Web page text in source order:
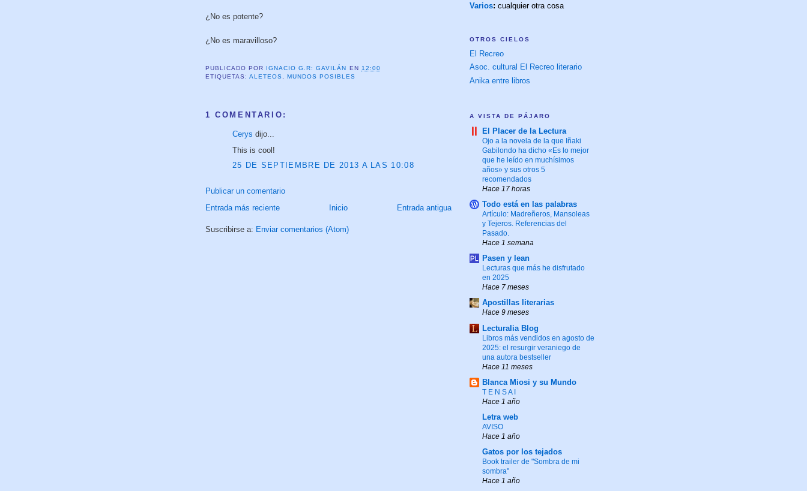
¿No es potente?
¿No es maravilloso?
PUBLICADO POR IGNACIO G.R: GAVILÁN EN 12:00
ETIQUETAS:ALETEOS, MUNDOS POSIBLES
1 COMENTARIO:
Cerys dijo...
This is cool!
25 DE SEPTIEMBRE DE 2013 A LAS 10:08
Publicar un comentario
Entrada más reciente
Entrada antigua
Inicio
Suscribirse a: Enviar comentarios (Atom)
Varios: cualquier otra cosa
OTROS CIELOS
El Recreo
Asoc. cultural El Recreo literario
Anika entre libros
A VISTA DE PÁJARO
El Placer de la Lectura
Ojo a la novela de la que Iñaki
Gabilondo ha dicho «Es lo mejor
que he leído en muchísimos
años» y sus otros 5
recomendados
Hace 17 horas
Todo está en las palabras
Artículo: Madreñeros, Mansoleas
y Tejeros. Referencias del
Pasado.
Hace 1 semana
Pasen y lean
Lecturas que más he disfrutado
en 2025
Hace 7 meses
Apostillas literarias
Hace 9 meses
Lecturalia Blog
Libros más vendidos en agosto de
2025: el resurgir veraniego de
una autora bestseller
Hace 11 meses
Blanca Miosi y su Mundo
T E N S A I
Hace 1 año
Letra web
AVISO
Hace 1 año
Gatos por los tejados
Book trailer de "Sombra de mi
sombra"
Hace 1 año